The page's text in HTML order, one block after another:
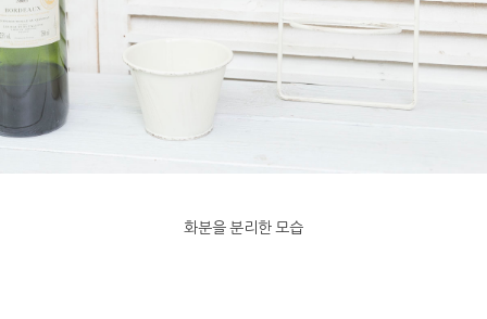
화분을 분리한 모습